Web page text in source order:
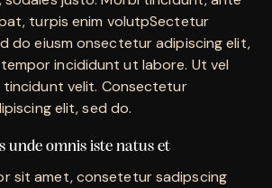
turpis enim volutpSectetur
do eiusm onsectetur adipiscing elit,
incididunt ut labore. Ut vel
velit. Consectetur
elit, sed do.
unde omnis iste natus et
sit amet, consetetur sadipscing